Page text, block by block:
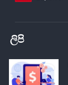
ලිපි